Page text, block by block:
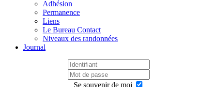
Adhésion
Permanence
Liens
Le Bureau Contact
Niveaux des randonnées
Journal
Se souvenir de moi